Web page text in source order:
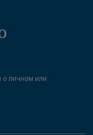
о личном или